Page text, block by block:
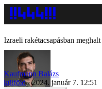
Izraeli rakétacsapásban
Kaufmann Balázs
külföld
2024. január 7. 12:51